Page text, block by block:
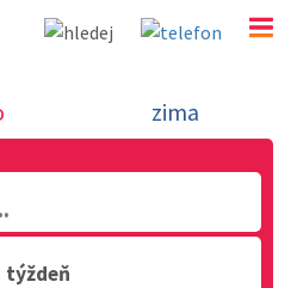
sul Garda - Lago
02 2063 3182
zima
týždeň